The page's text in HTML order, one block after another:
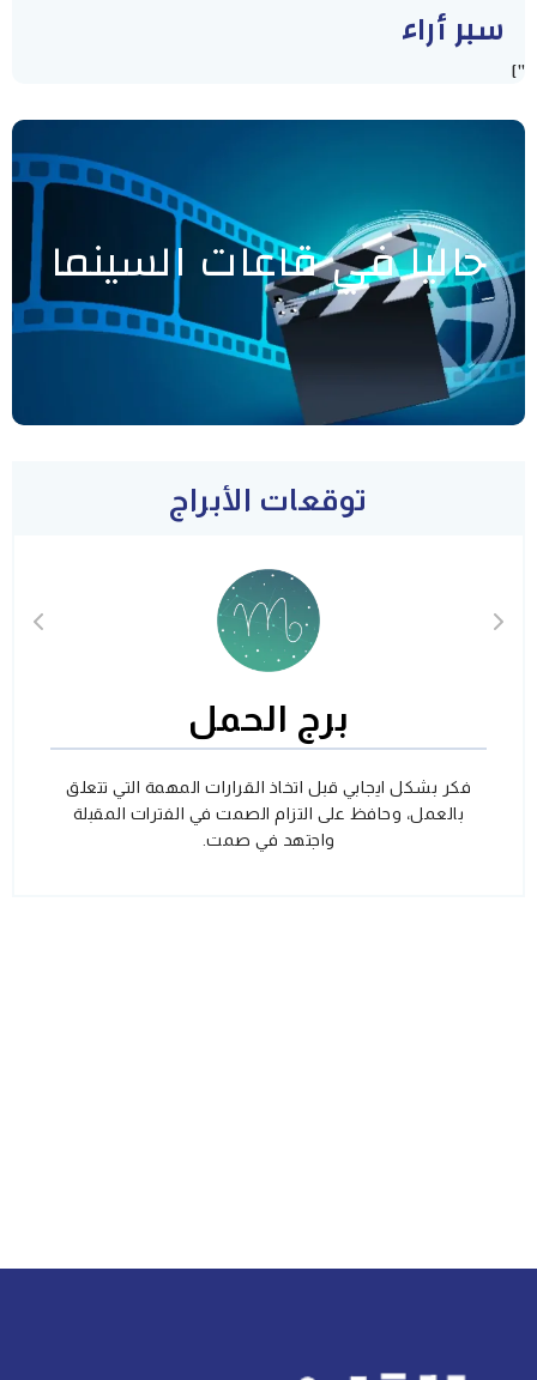
سبر أراء
"]
حاليا في قاعات السينما
توقعات الأبراج
برج الحمل
فكر بشكل ايجابي قبل اتخاذ القرارات المهمة التي تتعلق
بالعمل، وحافظ على التزام الصمت في الفترات المقبلة
واجتهد في صمت.